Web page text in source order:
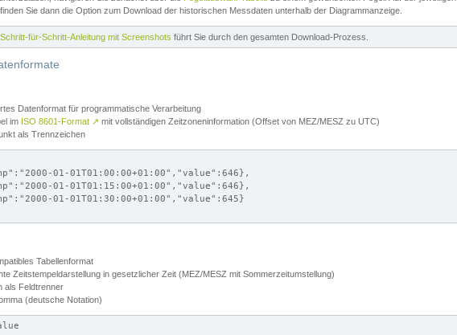
Sie dann die Option zum Download der historischen Messdaten unterhalb der Diagrammanzeige.
Schritt-für-Schritt-Anleitung mit Screenshots führt Sie durch den gesamten Download-Prozess.
Datenformat für programmatische Verarbeitung
im ISO 8601-Format ↗ mit vollständigen Zeitzoneninformation (Offset von MEZ/MESZ zu UTC)
als Trennzeichen
01-01T01:00:00+01:00","value":646},
01-01T01:15:00+01:00","value":646},
01-01T01:30:00+01:00","value":645}
Tabellenformat
Zeitstempeldarstellung in gesetzlicher Zeit (MEZ/MESZ mit Sommerzeitumstellung)
als Feldtrenner
(deutsche Notation)